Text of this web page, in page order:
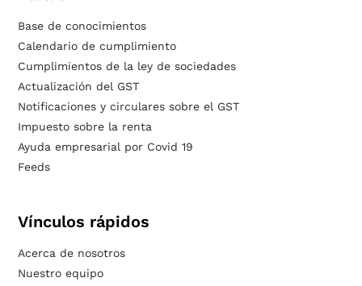
Base de conocimientos
Calendario de cumplimiento
Cumplimientos de la ley de sociedades
Actualización del GST
Notificaciones y circulares sobre el GST
Impuesto sobre la renta
Ayuda empresarial por Covid 19
Feeds
Vínculos rápidos
Acerca de nosotros
Nuestro equipo